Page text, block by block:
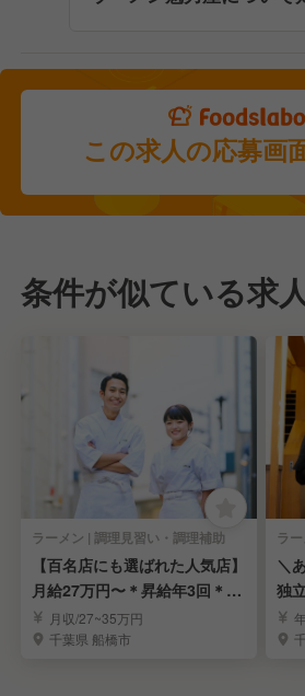
この求人の応募画
条件が似ている求
ラーメン | 調理見習い・調理補助
【百名店にも選ばれた人気店】
月給27万円〜＊昇給年3回＊年
間休日113日
月収/27~35万円
千葉県 船橋市
ラ
＼
独
収